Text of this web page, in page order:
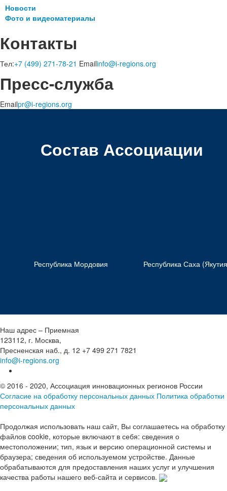
Новости
Фото и видеоматериалы
Контакты
Тел:+7 (499) 271-78-21 Emailinfo@i-regions.org
Пресс-служба
Emailpr@i-regions.org
Состав Ассоциации
Республика Мордовия Республика Саха
Наш адрес – Приемная
123112, г. Москва,
Пресненская наб., д. 12 +7 499 271 7821
info@i-regions.org
© 2016 - 2020, Ассоциация инновационных регионов России
Согласие на обработку персональных данных Политика обработки
персональных данных
Продолжая использовать наш сайт, Вы соглашаетесь на обработку
файлов cookie, которые включают в себя: сведения о
местоположении; тип, язык и версию операционной системы и
браузера; сведения об используемом устройстве. Данные
обрабатываются для предоставления наших услуг и улучшения
качества работы нашего веб-сайта и сервисов.